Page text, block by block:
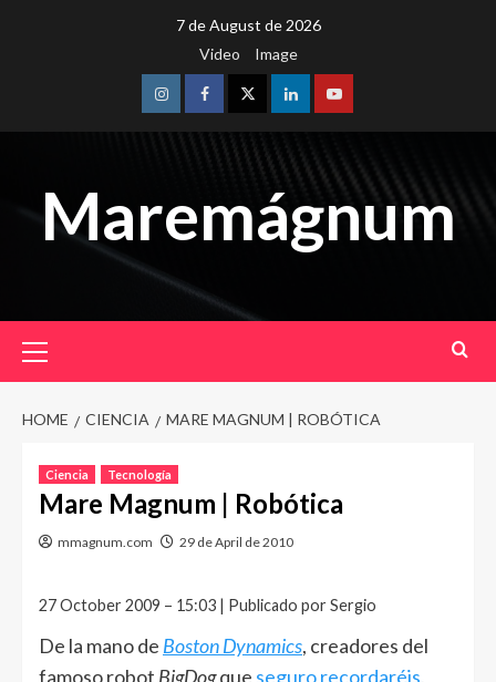
7 de August de 2026
Video
Image
InstagramFacebookTwitterLinkedinYoutube
Maremágnum
Menu
HOME CIENCIA MARE MAGNUM | ROBÓTICA
Ciencia Tecnología
Mare Magnum | Robótica
mmagnum.com 29 de April de 2010
27 October 2009 – 15:03 | Publicado por Sergio
De la mano de Boston Dynamics, creadores del
famoso robot BigDogque seguro recordaréis,